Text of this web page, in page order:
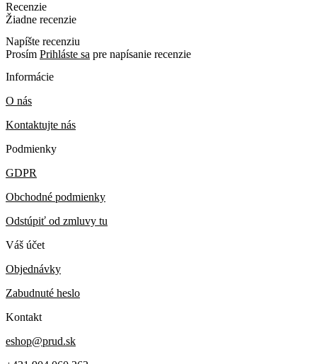
Recenzie
Žiadne recenzie
Napíšte recenziu
Prosím Prihláste sa pre napísanie recenzie
Informácie
O nás
Kontaktujte nás
Podmienky
GDPR
Obchodné podmienky
Odstúpiť od zmluvy tu
Váš účet
Objednávky
Zabudnuté heslo
Kontakt
eshop@prud.sk